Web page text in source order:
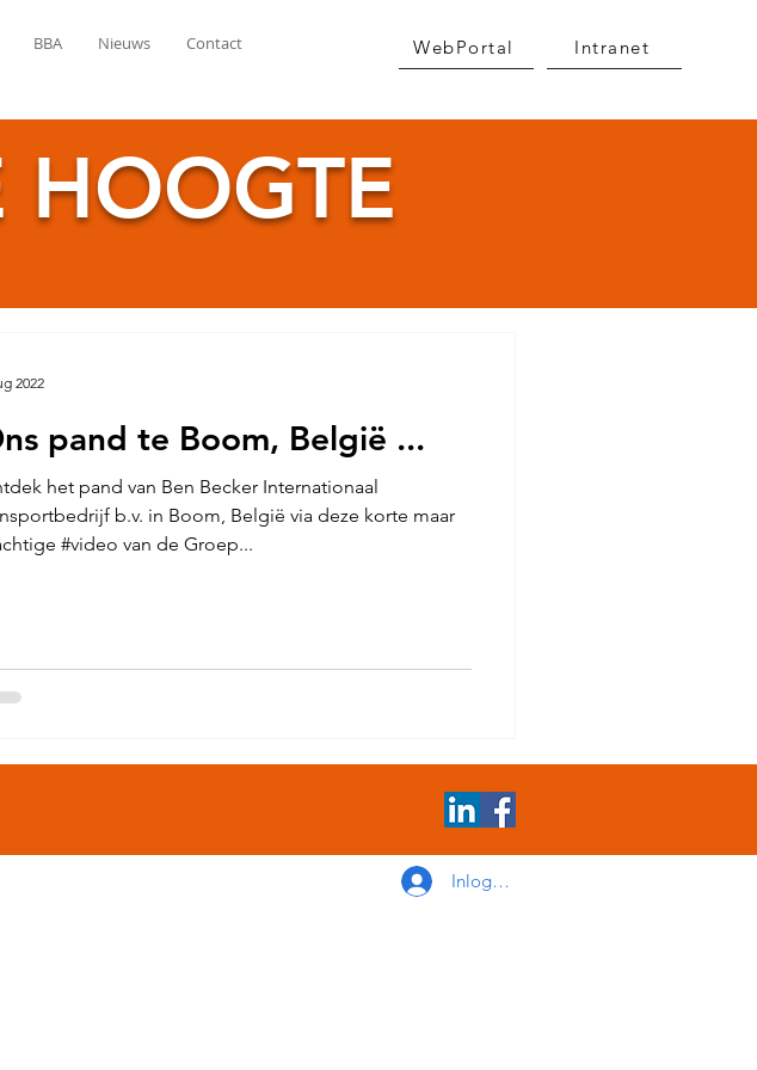
BBA Nieuws Contact WebPortal Intranet
HOOGTE
pand te Boom, België ...
het pand van Ben Becker Internationaal
b.v. in Boom, België via deze korte maar
#video van de Groep...
2022
Inloggen